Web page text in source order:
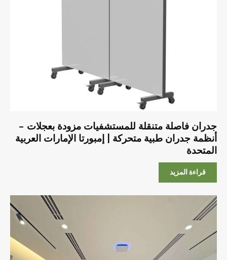
جدران فاصلة متنقلة للمستشفيات مزودة بعجلات –
أنظمة جدران طبية متحركة | إمبورتا الإمارات العربية
المتحدة
قراءة المزيد